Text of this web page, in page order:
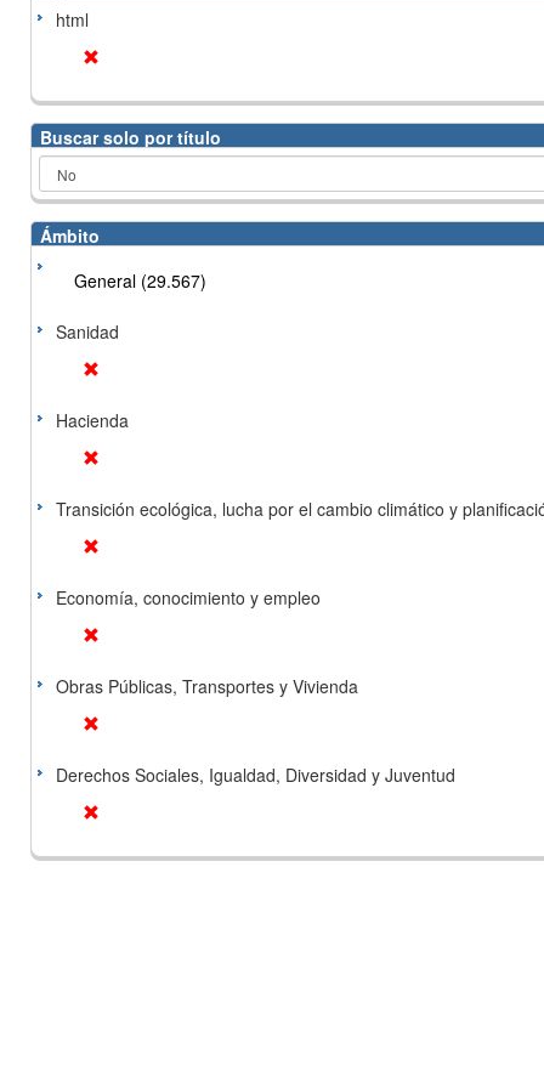
html
Buscar solo por título
Ámbito
General (29.567)
Sanidad
Hacienda
Transición ecológica, lucha por el cambio climático y
Economía, conocimiento y empleo
Obras Públicas, Transportes y Vivienda
Derechos Sociales, Igualdad, Diversidad y Juventud